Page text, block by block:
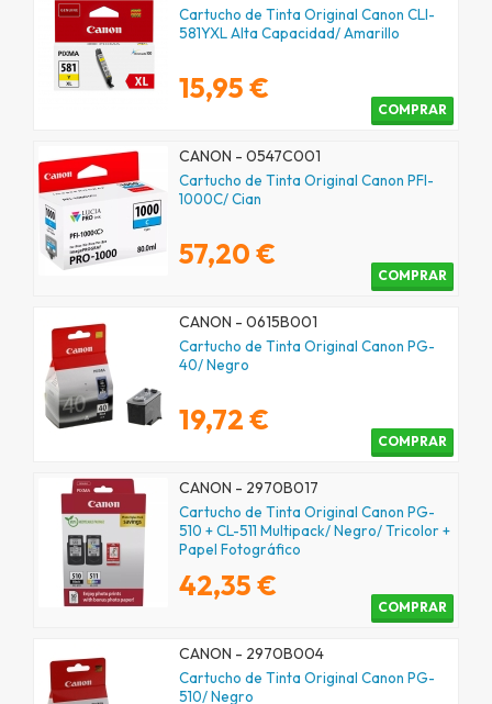
Cartucho de Tinta Original Canon CLI-
581YXL Alta Capacidad/ Amarillo
15,95 €
COMPRAR
CANON - 0547C001
Cartucho de Tinta Original Canon PFI-
1000C/ Cian
57,20 €
COMPRAR
CANON - 0615B001
Cartucho de Tinta Original Canon PG-
40/ Negro
19,72 €
COMPRAR
CANON - 2970B017
Cartucho de Tinta Original Canon PG-
510 + CL-511 Multipack/ Negro/ Tricolor +
Papel Fotográfico
42,35 €
COMPRAR
CANON - 2970B004
Cartucho de Tinta Original Canon PG-
510/ Negro